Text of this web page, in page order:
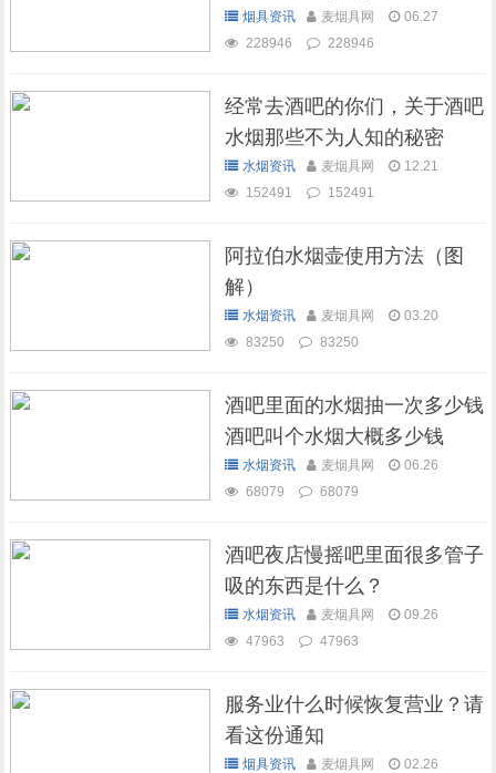
烟具资讯 麦烟具网
06.27
228946
228946
经常去酒吧的你们，关于酒吧
水烟那些不为人知的秘密
水烟资讯 麦烟具网
12.21
152491
152491
阿拉伯水烟壶使用方法（图
解）
水烟资讯 麦烟具网
03.20
83250
83250
酒吧里面的水烟抽一次多少钱
酒吧叫个水烟大概多少钱
水烟资讯 麦烟具网
06.26
68079
68079
酒吧夜店慢摇吧里面很多管子
吸的东西是什么？
水烟资讯 麦烟具网
09.26
47963
47963
服务业什么时候恢复营业？请
看这份通知
烟具资讯 麦烟具网
02.26